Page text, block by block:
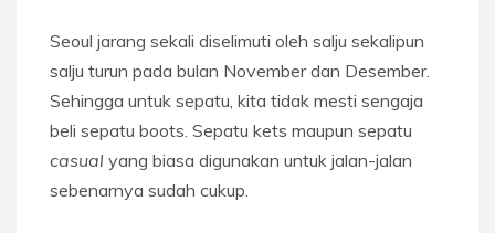
Seoul jarang sekali diselimuti oleh salju sekalipun
salju turun pada bulan November dan Desember.
Sehingga untuk sepatu, kita tidak mesti sengaja
beli sepatu boots. Sepatu kets maupun sepatu
casual yang biasa digunakan untuk jalan-jalan
sebenarnya sudah cukup.